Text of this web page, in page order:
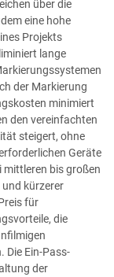
über die
eine hohe
Projekts
lange
der Markierung
minimiert
den vereinfachten
steigert, ohne
Geräte
mittleren bis großen
kürzerer
für
die
Die Ein-Pass-
der